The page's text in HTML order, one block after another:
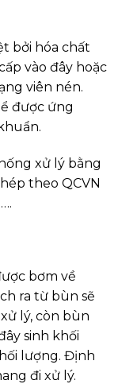
bởi hóa chất
vào đây hoặc
viên nén.
được ứng
xử lý bằng
theo QCVN
bơm về
ra từ bùn sẽ
lý, còn bùn
sinh khối
lượng. Định
đi xử lý.